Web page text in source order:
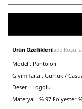
Ürün Özellikleriİade
Model : Pantolon
Giyim Tarzı : Günlük /
Desen : Logolu
Materyal : % 97 Polyester